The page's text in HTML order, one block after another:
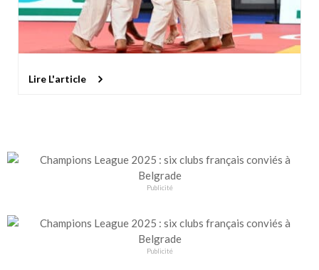
Lire L'article
Publicité
Publicité